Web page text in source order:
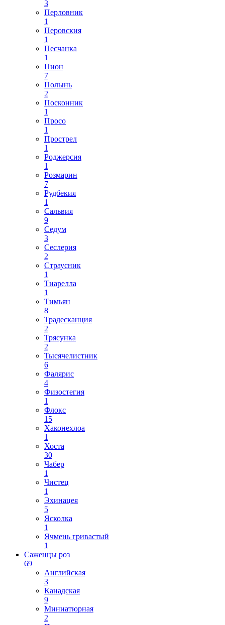
3
Перловник
1
Перовския
1
Песчанка
1
Пион
7
Полынь
2
Посконник
1
Просо
1
Прострел
1
Роджерсия
1
Розмарин
7
Рудбекия
1
Сальвия
9
Седум
3
Сеслерия
2
Страусник
1
Тиарелла
1
Тимьян
8
Традесканция
2
Трясунка
2
Тысячелистник
6
Фалярис
4
Физостегия
1
Флокс
15
Хаконехлоа
1
Хоста
30
Чабер
1
Чистец
1
Эхинацея
5
Ясколка
1
Ячмень гривастый
1
Саженцы роз
69
Английская
3
Канадская
9
Миниатюрная
2